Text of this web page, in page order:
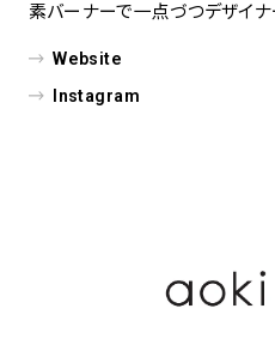
素バーナーで一点づつデザイナ
Website
Instagram